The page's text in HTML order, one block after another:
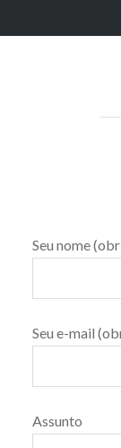
para
Seu nome
Seu e-mail
Assunto